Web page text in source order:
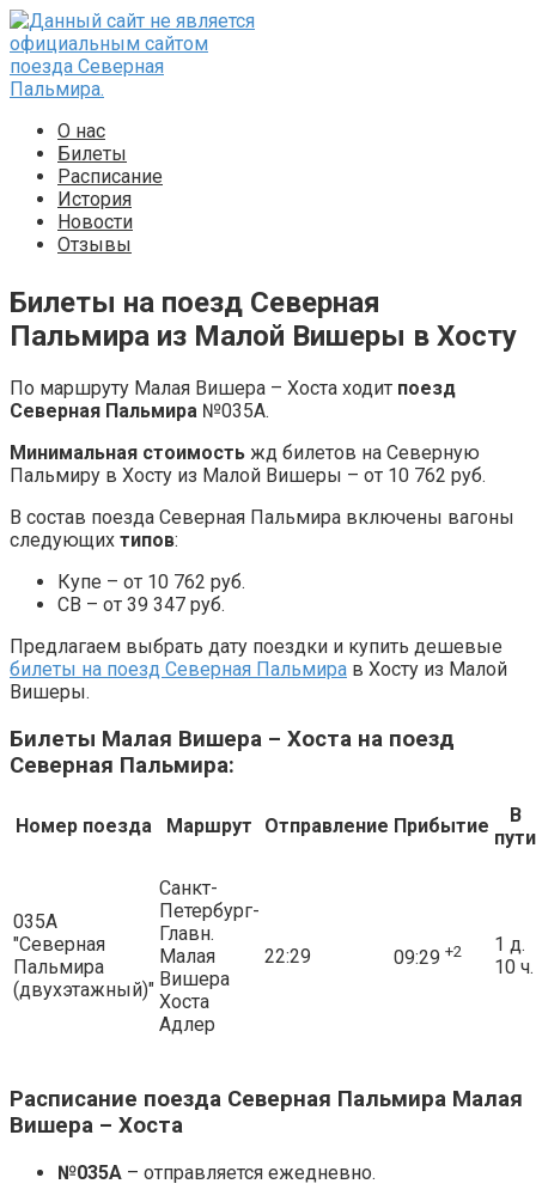
Перейти
к
контенту
О нас
Билеты
Расписание
История
Новости
Отзывы
Билеты на поезд Северная
Пальмира из Малой Вишеры в Хосту
По маршруту Малая Вишера – Хоста ходит поезд
Северная Пальмира №035А.
Минимальная стоимость жд билетов на Северную
Пальмиру в Хосту из Малой Вишеры – от 10 762 руб.
В состав поезда Северная Пальмира включены вагоны
следующих типов:
Купе – от 10 762 руб.
СВ – от 39 347 руб.
Предлагаем выбрать дату поездки и купить дешевые
билеты на поезд Северная Пальмира в Хосту из Малой
Вишеры.
Билеты Малая Вишера – Хоста на поезд
Северная Пальмира:
Номер поезда Маршрут Отправление Прибытие
В
пути
035А
"Северная
Пальмира
(двухэтажный)"
Санкт-
Петербург-
Главн.
Малая
Вишера
Хоста
Адлер
22:29 09:29 +2
1 д.
10 ч.
Расписание поезда Северная Пальмира Малая
Вишера – Хоста
№035А – отправляется ежедневно.